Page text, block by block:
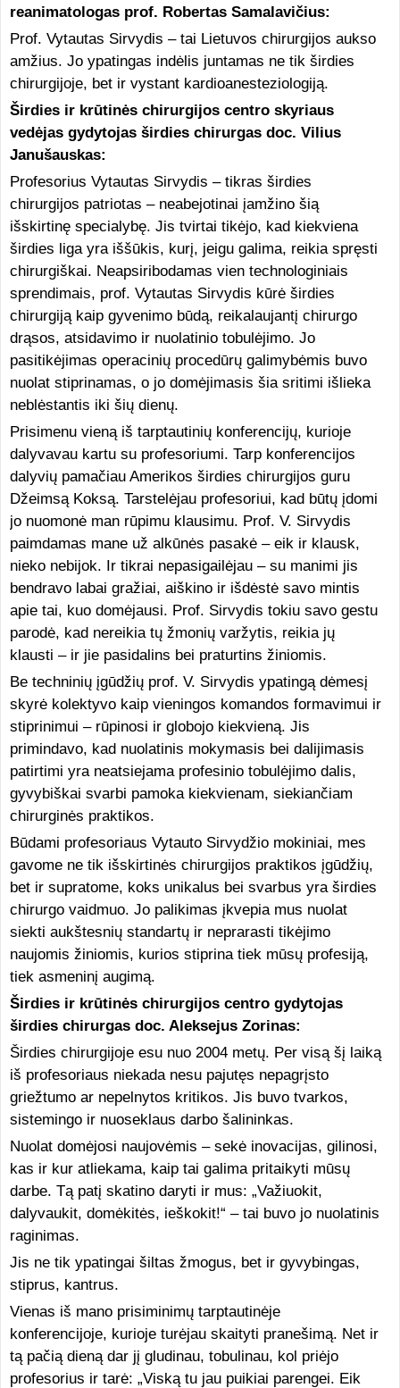
reanimatologas prof. Robertas Samalavičius:
Prof. Vytautas Sirvydis – tai Lietuvos chirurgijos aukso
amžius. Jo ypatingas indėlis juntamas ne tik širdies
chirurgijoje, bet ir vystant kardioanesteziologiją.
Širdies ir krūtinės chirurgijos centro skyriaus
vedėjas gydytojas širdies chirurgas doc. Vilius
Janušauskas:
Profesorius Vytautas Sirvydis – tikras širdies
chirurgijos patriotas – neabejotinai įamžino šią
išskirtinę specialybę. Jis tvirtai tikėjo, kad kiekviena
širdies liga yra iššūkis, kurį, jeigu galima, reikia spręsti
chirurgiškai. Neapsiribodamas vien technologiniais
sprendimais, prof. Vytautas Sirvydis kūrė širdies
chirurgiją kaip gyvenimo būdą, reikalaujantį chirurgo
drąsos, atsidavimo ir nuolatinio tobulėjimo. Jo
pasitikėjimas operacinių procedūrų galimybėmis buvo
nuolat stiprinamas, o jo domėjimasis šia sritimi išlieka
neblėstantis iki šių dienų.
Prisimenu vieną iš tarptautinių konferencijų, kurioje
dalyvavau kartu su profesoriumi. Tarp konferencijos
dalyvių pamačiau Amerikos širdies chirurgijos guru
Džeimsą Koksą. Tarstelėjau profesoriui, kad būtų įdomi
jo nuomonė man rūpimu klausimu. Prof. V. Sirvydis
paimdamas mane už alkūnės pasakė – eik ir klausk,
nieko nebijok. Ir tikrai nepasigailėjau – su manimi jis
bendravo labai gražiai, aiškino ir išdėstė savo mintis
apie tai, kuo domėjausi. Prof. Sirvydis tokiu savo gestu
parodė, kad nereikia tų žmonių varžytis, reikia jų
klausti – ir jie pasidalins bei praturtins žiniomis.
Be techninių įgūdžių prof. V. Sirvydis ypatingą dėmesį
skyrė kolektyvo kaip vieningos komandos formavimui ir
stiprinimui – rūpinosi ir globojo kiekvieną. Jis
primindavo, kad nuolatinis mokymasis bei dalijimasis
patirtimi yra neatsiejama profesinio tobulėjimo dalis,
gyvybiškai svarbi pamoka kiekvienam, siekiančiam
chirurginės praktikos.
Būdami profesoriaus Vytauto Sirvydžio mokiniai, mes
gavome ne tik išskirtinės chirurgijos praktikos įgūdžių,
bet ir supratome, koks unikalus bei svarbus yra širdies
chirurgo vaidmuo. Jo palikimas įkvepia mus nuolat
siekti aukštesnių standartų ir neprarasti tikėjimo
naujomis žiniomis, kurios stiprina tiek mūsų profesiją,
tiek asmeninį augimą.
Širdies ir krūtinės chirurgijos centro gydytojas
širdies chirurgas doc. Aleksejus Zorinas:
Širdies chirurgijoje esu nuo 2004 metų. Per visą šį laiką
iš profesoriaus niekada nesu pajutęs nepagrįsto
griežtumo ar nepelnytos kritikos. Jis buvo tvarkos,
sistemingo ir nuoseklaus darbo šalininkas.
Nuolat domėjosi naujovėmis – sekė inovacijas, gilinosi,
kas ir kur atliekama, kaip tai galima pritaikyti mūsų
darbe. Tą patį skatino daryti ir mus: „Važiuokit,
dalyvaukit, domėkitės, ieškokit!“ – tai buvo jo nuolatinis
raginimas.
Jis ne tik ypatingai šiltas žmogus, bet ir gyvybingas,
stiprus, kantrus.
Vienas iš mano prisiminimų tarptautinėje
konferencijoje, kurioje turėjau skaityti pranešimą. Net ir
tą pačią dieną dar jį gludinau, tobulinau, kol priėjo
profesorius ir tarė: „Viską tu jau puikiai parengei. Eik